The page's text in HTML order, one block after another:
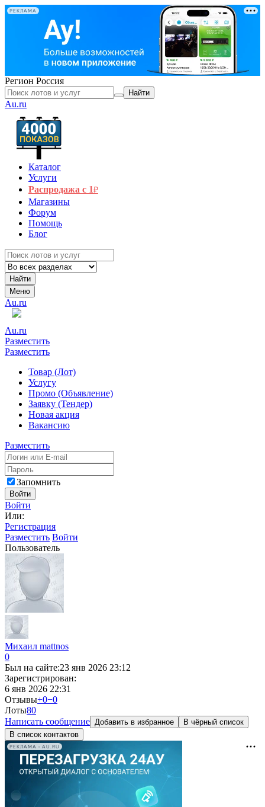
РЕКЛАМА
Регион Россия
Найти
Au.ru
Каталог
Услуги
Распродажа с 1₽
Магазины
Форум
Помощь
Блог
Найти
Меню
Au.ru
Au.ru
Разместить
Разместить
Товар (Лот)
Услугу
Промо (Объявление)
Заявку (Тендер)
Новая акция
Вакансию
Разместить
Запомнить
Войти
Войти
Или:
Регистрация
Разместить Войти
Пользователь
Михаил mattnos
0
Был на сайте:23 янв 2026 23:12
Зарегистрирован:
6 янв 2026 22:31
Отзывы+0−0
Лоты80
Написать сообщение Добавить в избранное
В чёрный список
В список контактов
РЕКЛАМА • AU.RU